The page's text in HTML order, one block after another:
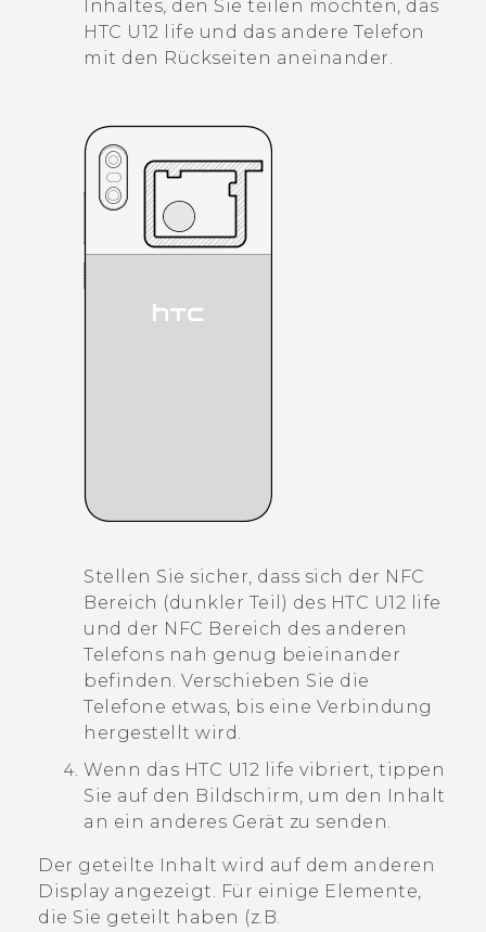
Inhaltes, den Sie teilen möchten, das
HTC U12 life und das andere Telefon
mit den Rückseiten aneinander.
Stellen Sie sicher, dass sich der NFC
Bereich (dunkler Teil) des HTC U12 life
und der NFC Bereich des anderen
Telefons nah genug beieinander
befinden. Verschieben Sie die
Telefone etwas, bis eine Verbindung
hergestellt wird.
Wenn das HTC U12 life vibriert, tippen
Sie auf den Bildschirm, um den Inhalt
an ein anderes Gerät zu senden.
Der geteilte Inhalt wird auf dem anderen
Display angezeigt. Für einige Elemente,
die Sie geteilt haben (z.B.